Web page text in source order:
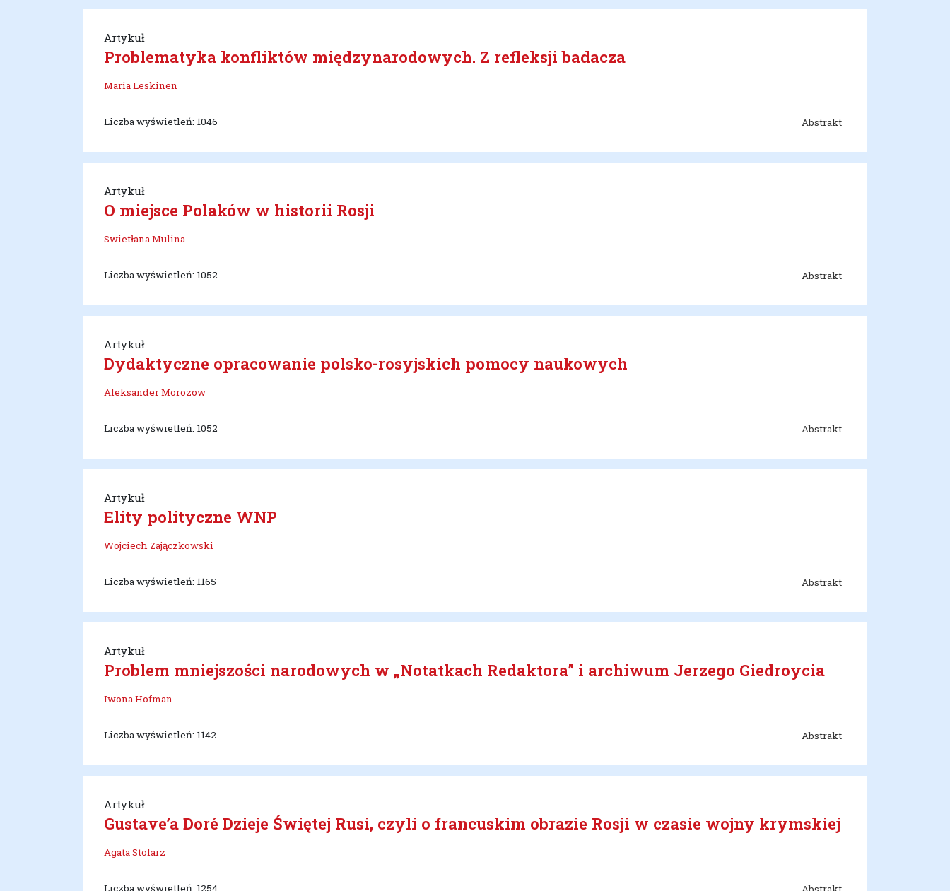
Artykuł
Problematyka konfliktów międzynarodowych. Z refleksji badacza
Maria Leskinen
Liczba wyświetleń: 1046 Abstrakt
Artykuł
O miejsce Polaków w historii Rosji
Swietłana Mulina
Liczba wyświetleń: 1052 Abstrakt
Artykuł
Dydaktyczne opracowanie polsko-rosyjskich pomocy naukowych
Aleksander Morozow
Liczba wyświetleń: 1052 Abstrakt
Artykuł
Elity polityczne WNP
Wojciech Zajączkowski
Liczba wyświetleń: 1165 Abstrakt
Artykuł
Problem mniejszości narodowych w „Notatkach Redaktora” i archiwum Jerzego Giedroycia
Iwona Hofman
Liczba wyświetleń: 1142 Abstrakt
Artykuł
Gustave’a Doré Dzieje Świętej Rusi, czyli o francuskim obrazie Rosji w czasie wojny krymskiej
Agata Stolarz
Liczba wyświetleń: 1254